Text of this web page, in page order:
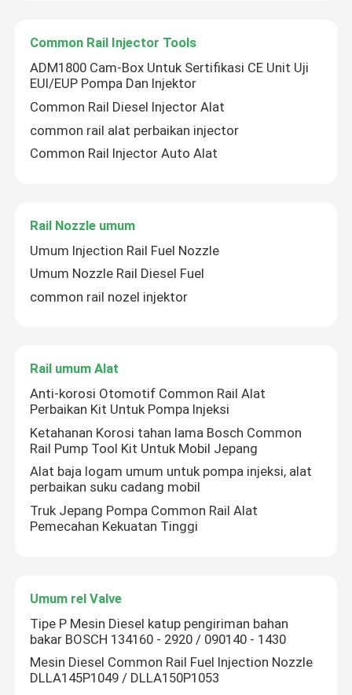
Tur Pabrik
Kontrol kualitas
Hubungi kami
Permintaan Penawaran
Common Rail Test Equipment
Common Rail Injector Tools
ADM1800 Cam-Box Untuk Sertifikasi CE Unit Uji
EUI/EUP Pompa Dan Injektor
Common Rail Diesel Injector Alat
common rail alat perbaikan injector
Common Rail Injector Auto Alat
Rail Nozzle umum
Umum Injection Rail Fuel Nozzle
Umum Nozzle Rail Diesel Fuel
common rail nozel injektor
Rail umum Alat
Anti-korosi Otomotif Common Rail Alat
Perbaikan Kit Untuk Pompa Injeksi
Ketahanan Korosi tahan lama Bosch Common
Rail Pump Tool Kit Untuk Mobil Jepang
Alat baja logam umum untuk pompa injeksi, alat
perbaikan suku cadang mobil
Truk Jepang Pompa Common Rail Alat
Pemecahan Kekuatan Tinggi
Umum rel Valve
Tipe P Mesin Diesel katup pengiriman bahan
bakar BOSCH 134160 - 2920 / 090140 - 1430
Mesin Diesel Common Rail Fuel Injection Nozzle
DLLA145P1049 / DLLA150P1053